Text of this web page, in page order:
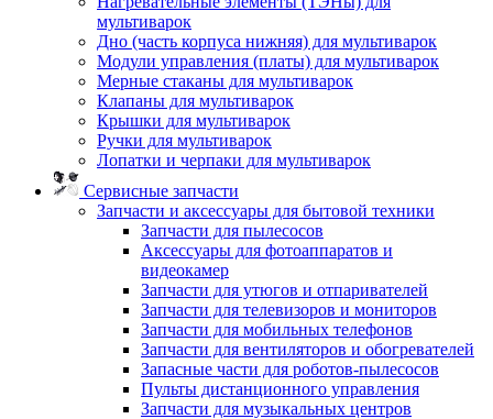
мультиварок
Дно (часть корпуса нижняя) для мультиварок
Модули управления (платы) для мультиварок
Мерные стаканы для мультиварок
Клапаны для мультиварок
Крышки для мультиварок
Ручки для мультиварок
Лопатки и черпаки для мультиварок
Сервисные запчасти
Запчасти и аксессуары для бытовой техники
Запчасти для пылесосов
Аксессуары для фотоаппаратов и
видеокамер
Запчасти для утюгов и отпаривателей
Запчасти для телевизоров и мониторов
Запчасти для мобильных телефонов
Запчасти для вентиляторов и обогревателей
Запасные части для роботов-пылесосов
Пульты дистанционного управления
Запчасти для музыкальных центров